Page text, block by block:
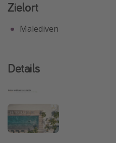
Zielort
Malediven
Details